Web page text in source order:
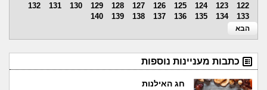
122
123
124
125
126
127
128
129
130
131
132
133
134
135
136
137
138
139
140
הבא
כתבות מעניינות נוספות
חג האילנות